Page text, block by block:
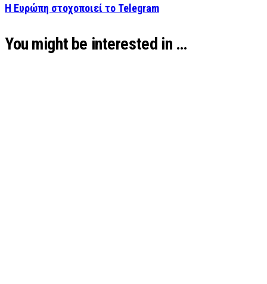
Η Ευρώπη στοχοποιεί το Telegram
You might be interested in …